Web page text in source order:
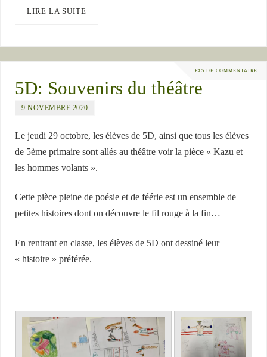
LIRE LA SUITE
PAS DE COMMENTAIRE
5D: Souvenirs du théâtre
9 NOVEMBRE 2020
Le jeudi 29 octobre, les élèves de 5D, ainsi que tous les élèves
de 5ème primaire sont allés au théâtre voir la pièce « Kazu et
les hommes volants ».
Cette pièce pleine de poésie et de féérie est un ensemble de
petites histoires dont on découvre le fil rouge à la fin…
En rentrant en classe, les élèves de 5D ont dessiné leur
« histoire » préférée.